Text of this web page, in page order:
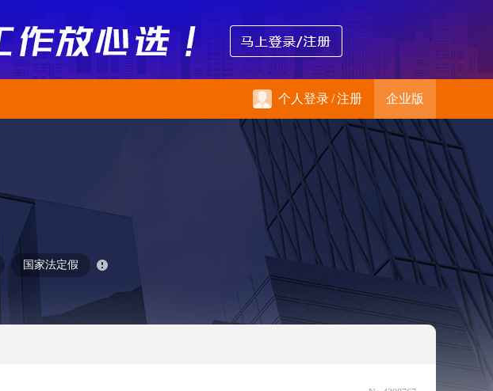
个人登录/注册 企业版
国家法定假